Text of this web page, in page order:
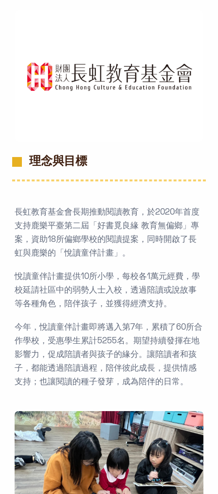
理念與目標
長虹教育基金會長期推動閱讀教育，於2020年首度
支持鹿樂平臺第二屆「好書覓良緣 教育無偏鄉」專
案，資助18所偏鄉學校的閱讀提案，同時開啟了長
虹與鹿樂的「悅讀童伴計畫」。
悅讀童伴計畫提供10所小學，每校各1萬元經費，學
校延請社區中的弱勢人士入校，透過陪讀或說故事
等各種角色，陪伴孩子，並獲得經濟支持。
今年，悅讀童伴計畫即將邁入第7年，累積了60所合
作學校，受惠學生累計5255名。期望持續發揮在地
影響力，促成陪讀者與孩子的緣分。讓陪讀者和孩
子，都能透過陪讀過程，陪伴彼此成長，提供情感
支持；也讓閱讀的種子發芽，成為陪伴的日常。